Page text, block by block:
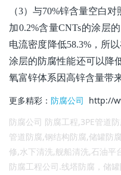
（3）与70%锌含量空白
加0.2%含量CNTs的涂层
电流密度降低58.3%，所
涂层的防腐性能还可以降
氧富锌体系因高锌含量带
更多精彩： 防腐公司 http://
防腐公司 防腐工程,3PE管道
管道防腐,钢结构防腐,储罐防
修,水下清洗,舰船清洗,石油
防腐工程公司.线塔防腐，储